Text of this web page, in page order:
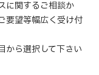
に関するご相談か
要望等幅広く受け付
から選択して下さい